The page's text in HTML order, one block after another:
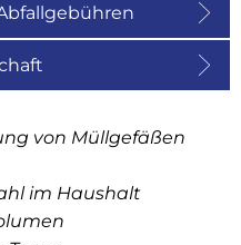
von Müllgefäßen
im Haushalt